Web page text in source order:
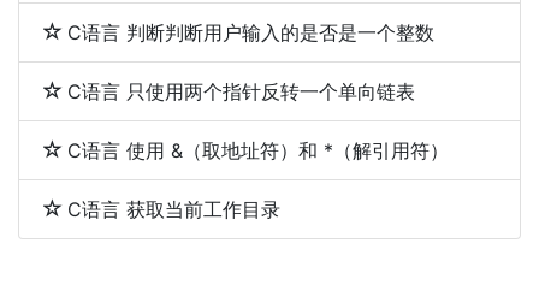
C语言 判断判断用户输入的是否是一个整数
C语言 只使用两个指针反转一个单向链表
C语言 使用 &（取地址符）和 *（解引用符）
C语言 获取当前工作目录